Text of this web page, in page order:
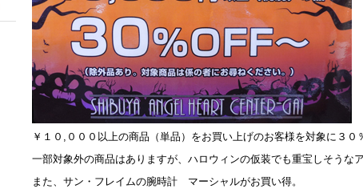
￥１０,０００以上の商品（単品）をお買い上げのお客様を対象に３０
一部対象外の商品はありますが、ハロウィンの仮装でも重宝しそうな
また、サン・フレイムの腕時計 マーシャルがお買い得。